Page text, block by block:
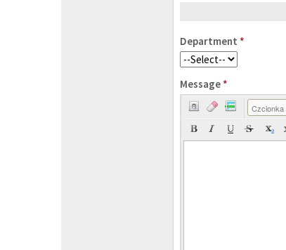
Department *
Message *
Czcionka